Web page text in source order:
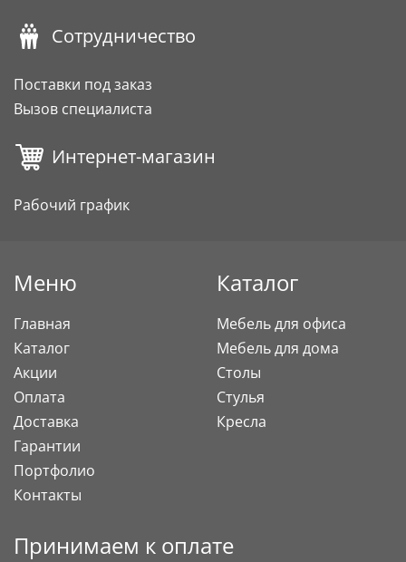
Сотрудничество
Поставки под заказ
Вызов специалиста
Интернет-магазин
Рабочий график
Меню
Главная
Каталог
Акции
Оплата
Доставка
Гарантии
Портфолио
Контакты
Каталог
Мебель для офиса
Мебель для дома
Столы
Стулья
Кресла
Принимаем к оплате